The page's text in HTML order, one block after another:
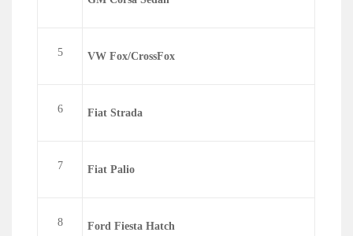
5 VW Fox/CrossFox
6 Fiat Strada
7 Fiat Palio
8 Ford Fiesta Hatch